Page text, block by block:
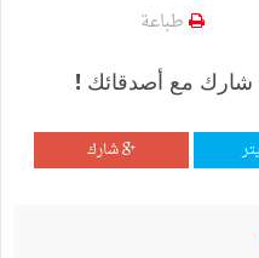
طباعة
شارك مع أصدقائك !
شارك